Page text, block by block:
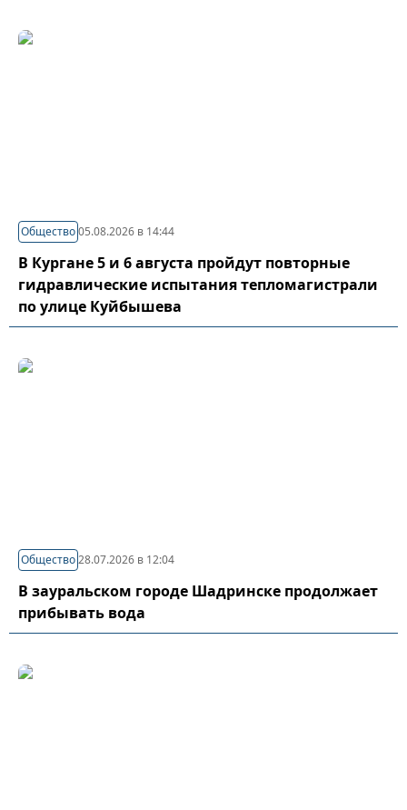
Общество05.08.2026 в 14:44
В Кургане 5 и 6 августа пройдут повторные
гидравлические испытания тепломагистрали
по улице Куйбышева
Общество28.07.2026 в 12:04
В зауральском городе Шадринске продолжает
прибывать вода